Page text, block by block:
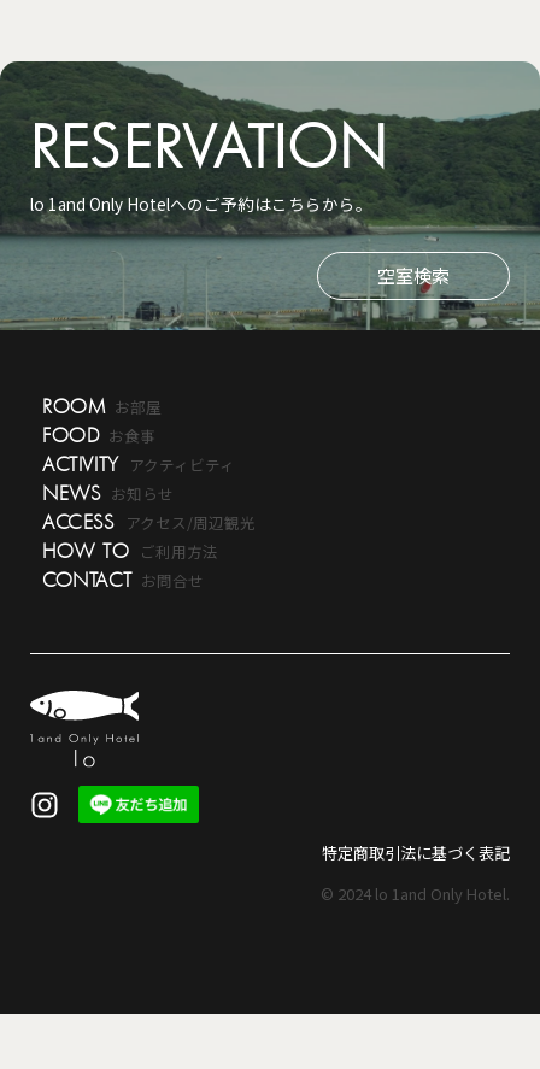
RESERVATION
lo 1and Only Hotelへのご予約はこちらから。
空室検索
ROOM お部屋
FOOD お食事
ACTIVITY アクティビティ
NEWS お知らせ
ACCESS アクセス/周辺観光
HOW TO ご利用方法
CONTACT お問合せ
特定商取引法に基づく表記
© 2024 lo 1and Only Hotel.